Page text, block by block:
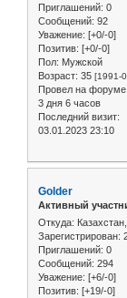
Приглашений: 0
Сообщений: 92
Уважение: [+0/-0]
Позитив: [+0/-0]
Пол: Мужской
Возраст: 35 [1991-
Провел на форуме:
3 дня 6 часов
Последний визит:
03.01.2023 23:10
Golder
Активный
Откуда:
Зарегистрирован:
Приглашений: 0
Сообщений: 294
Уважение: [+6/-0]
Позитив: [+19/-0]